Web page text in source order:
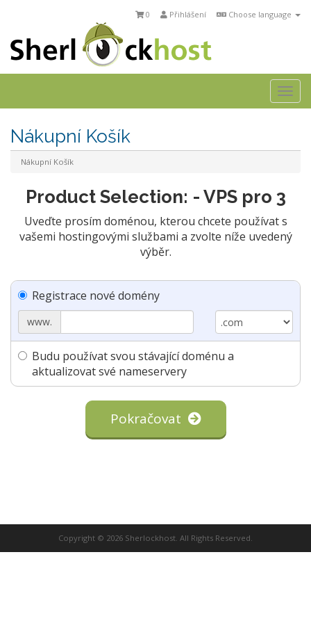
Choose language
Přihlášení
0
Nákupní Košík
Nákupní Košík
Product Selection: - VPS pro 3
Uveďte prosím doménou, kterou chcete používat s
vašemi hostingovými službami a zvolte níže uvedený
výběr.
Registrace nové domény
www.
Budu používat svou stávající doménu a
aktualizovat své nameservery
Pokračovat
Copyright © 2026 Sherlockhost. All Rights Reserved.